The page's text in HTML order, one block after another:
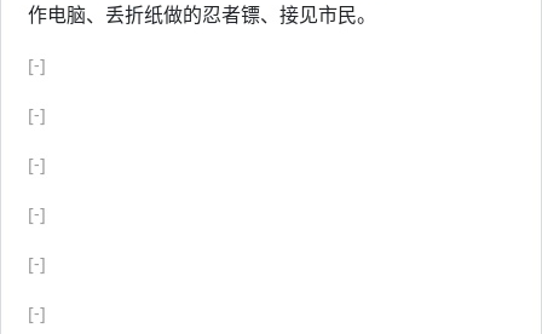
作电脑、丢折纸做的忍者镖、接见市民。
[-]
[-]
[-]
[-]
[-]
[-]